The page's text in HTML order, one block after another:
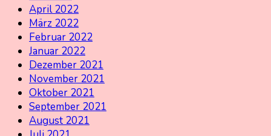
April 2022
März 2022
Februar 2022
Januar 2022
Dezember 2021
November 2021
Oktober 2021
September 2021
August 2021